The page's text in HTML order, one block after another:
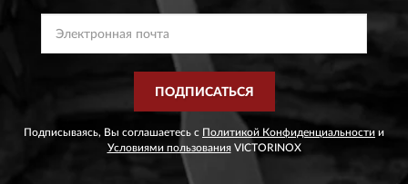
ПОДПИСАТЬСЯ
Подписываясь, Вы соглашаетесь с Политикой Конфиденциальности и
Условиями пользованияVICTORINOX